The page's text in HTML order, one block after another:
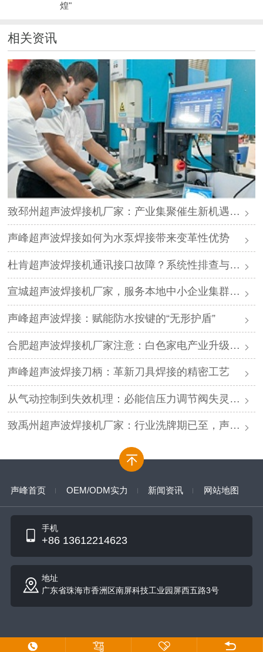
煌"
相关资讯
致邳州超声波焊接机厂家：产业集聚催生新机遇，声峰源头工厂邀您抱团发展
声峰超声波焊接如何为水泵焊接带来变革性优势
杜肯超声波焊接机通讯接口故障？系统性排查与专业解决方案
宣城超声波焊接机厂家，服务本地中小企业集群，声峰ODM贴牌助您轻装上阵
声峰超声波焊接：赋能防水按键的“无形护盾”
合肥超声波焊接机厂家注意：白色家电产业升级，声峰源头工厂诚邀加盟
声峰超声波焊接刀柄：革新刀具焊接的精密工艺
从气动控制到失效机理：必能信压力调节阀失灵的深度解析与专业修复
致禹州超声波焊接机厂家：行业洗牌期已至，声峰源头工厂邀您抱团取暖
声峰首页 OEM/ODM实力 新闻资讯 网站地图
手机
+86 13612214623
地址
广东省珠海市香洲区南屏科技工业园屏西五路3号